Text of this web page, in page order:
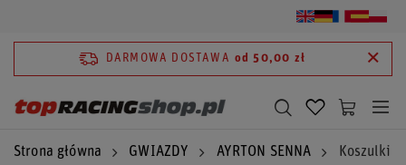
DARMOWA DOSTAWA od 50,00 zł
Strona główna GWIAZDY AYRTON SENNA Koszulki